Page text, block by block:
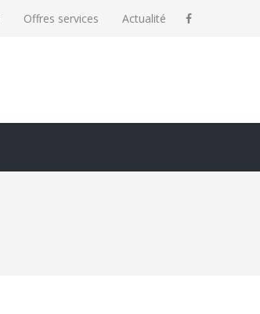
Offres services Actualité